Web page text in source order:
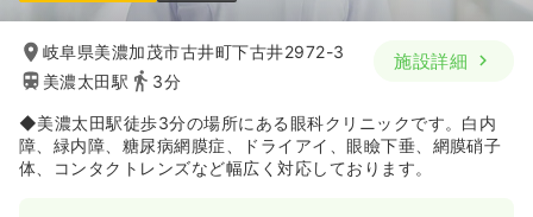
岐阜県美濃加茂市古井町下古井2972-3
美濃太田駅
3分
施設詳細
◆美濃太田駅徒歩3分の場所にある眼科クリニックです。白内
障、緑内障、糖尿病網膜症、ドライアイ、眼瞼下垂、網膜硝子
体、コンタクトレンズなど幅広く対応しております。